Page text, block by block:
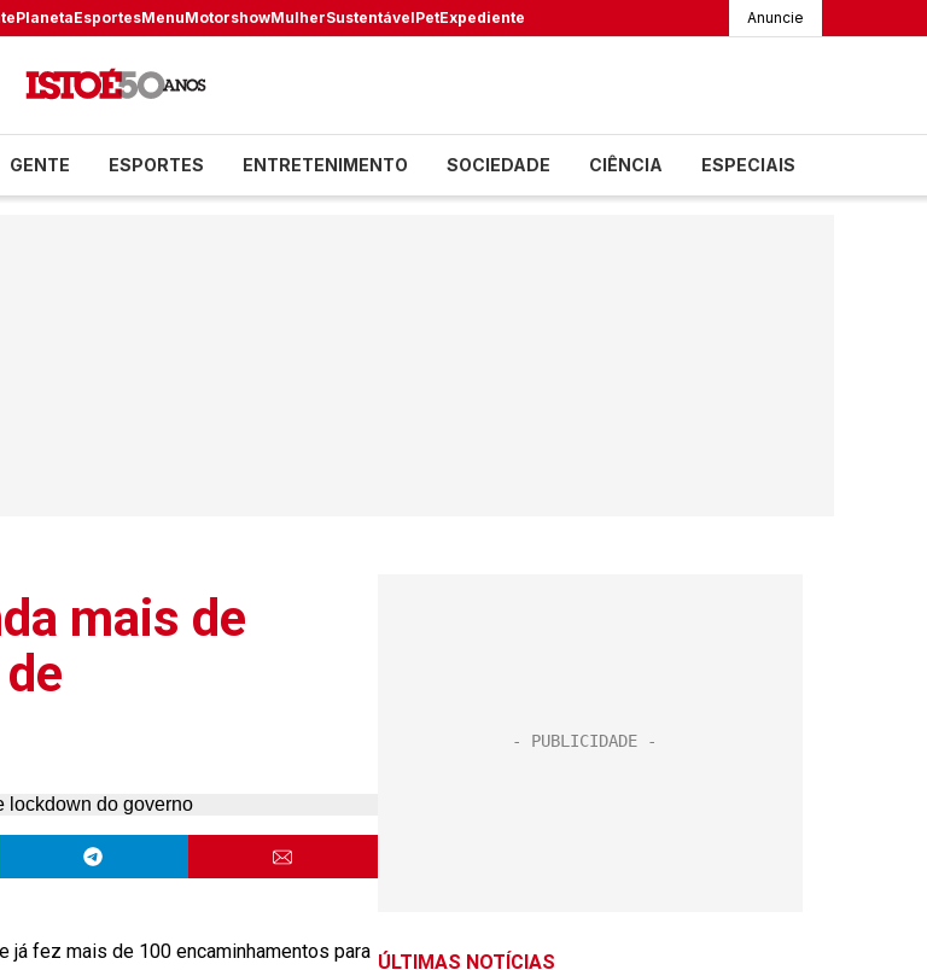
PlanetaEsportesMenuMotorshowMulherSustentávelPetExpediente Anuncie
GENTE ESPORTES ENTRETENIMENTO SOCIEDADE CIÊNCIA ESPECIAIS
mais de
já fez mais de 100 encaminhamentos para